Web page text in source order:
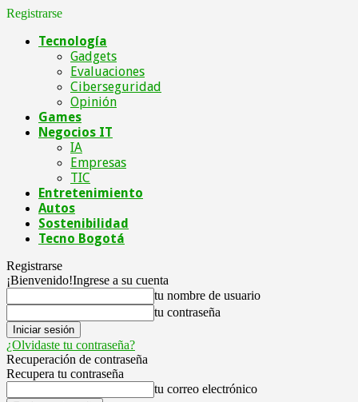
Registrarse
Tecnología
Gadgets
Evaluaciones
Ciberseguridad
Opinión
Games
Negocios IT
IA
Empresas
TIC
Entretenimiento
Autos
Sostenibilidad
Tecno Bogotá
Registrarse
¡Bienvenido!Ingrese a su cuenta
tu nombre de usuario
tu contraseña
¿Olvidaste tu contraseña?
Recuperación de contraseña
Recupera tu contraseña
tu correo electrónico